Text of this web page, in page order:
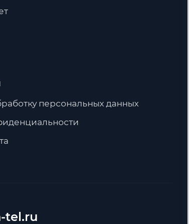
tel.ru
персональных данных